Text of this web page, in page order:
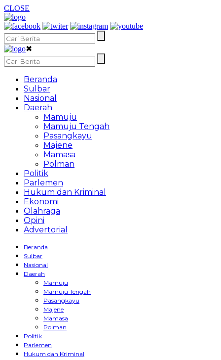
CLOSE
✖
Beranda
Sulbar
Nasional
Daerah
Mamuju
Mamuju Tengah
Pasangkayu
Majene
Mamasa
Polman
Politik
Parlemen
Hukum dan Kriminal
Ekonomi
Olahraga
Opini
Advertorial
Beranda
Sulbar
Nasional
Daerah
Mamuju
Mamuju Tengah
Pasangkayu
Majene
Mamasa
Polman
Politik
Parlemen
Hukum dan Kriminal